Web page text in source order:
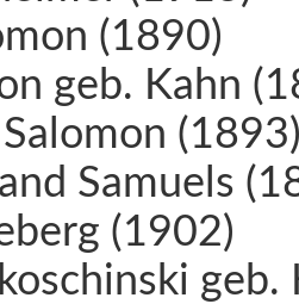
(1890)
geb. Kahn
Samuels
(1902)
geb.